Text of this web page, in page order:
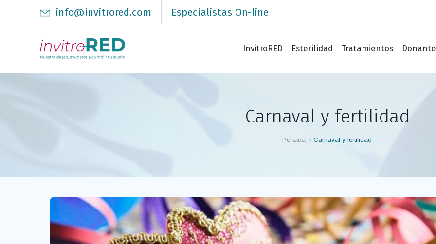
info@invitrored.com Especialistas On-line
InvitroRED Esterilidad Tratamientos
Carnaval y fertilidad
Portada » Carnaval y fertilidad